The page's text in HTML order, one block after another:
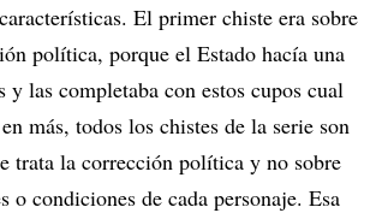
El primer chiste era sobre
política, porque el Estado hacía una
y las completaba con estos cupos cual
más, todos los chistes de la serie son
trata la corrección política y no sobre
o condiciones de cada personaje. Esa